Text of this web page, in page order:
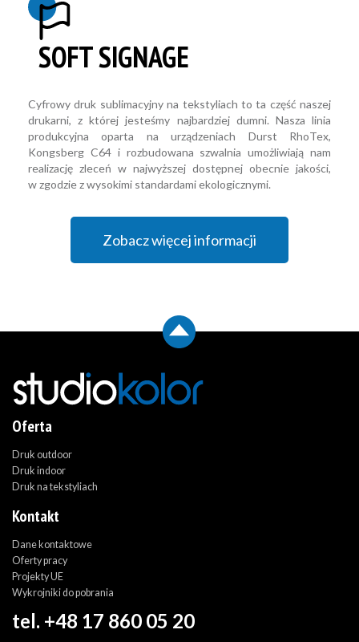
SOFT SIGNAGE
Cyfrowy druk sublimacyjny na tekstyliach to ta część naszej
drukarni, z której jesteśmy najbardziej dumni. Nasza linia
produkcyjna oparta na urządzeniach Durst RhoTex,
Kongsberg C64 i rozbudowana szwalnia umożliwiają nam
realizację zleceń w najwyższej dostępnej obecnie jakości,
w zgodzie z wysokimi standardami ekologicznymi.
Zobacz więcej informacji
Oferta
Druk outdoor
Druk indoor
Druk na tekstyliach
Kontakt
Dane kontaktowe
Oferty pracy
Projekty UE
Wykrojniki do pobrania
tel. +48 17 860 05 20